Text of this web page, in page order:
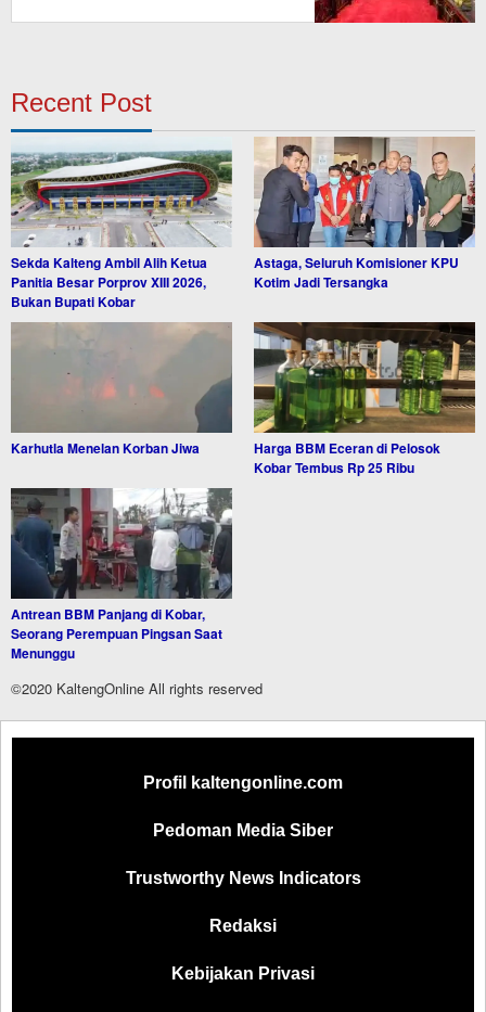
Recent Post
Sekda Kalteng Ambil Alih Ketua
Panitia Besar Porprov XIII 2026,
Bukan Bupati Kobar
Astaga, Seluruh Komisioner KPU
Kotim Jadi Tersangka
Karhutla Menelan Korban Jiwa
Harga BBM Eceran di Pelosok
Kobar Tembus Rp 25 Ribu
Antrean BBM Panjang di Kobar,
Seorang Perempuan Pingsan Saat
Menunggu
©2020 KaltengOnline All rights reserved
Profil kaltengonline.com
Pedoman Media Siber
Trustworthy News Indicators
Redaksi
Kebijakan Privasi